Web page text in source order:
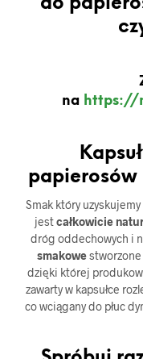
na https://
papierosów
Smak który
jestcałkowicie
dróg oddechowych i
smakowestworzone
dzięki której
zawarty w kapsułce
co wciągany do płuc